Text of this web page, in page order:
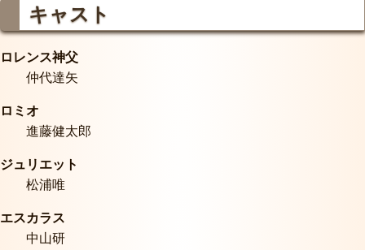
キャスト
ロレンス神父
仲代達矢
ロミオ
進藤健太郎
ジュリエット
松浦唯
エスカラス
中山研